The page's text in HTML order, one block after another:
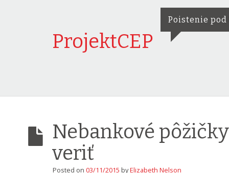
ProjektCEP
Poistenie
Nebankové
veriť
Posted on 03/11/2015 byElizabeth Nelson